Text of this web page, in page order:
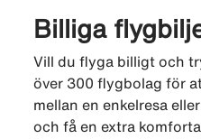
Billiga
Vill du flyga billigt och
över 300 flygbolag för
mellan en enkelresa
och få en extra